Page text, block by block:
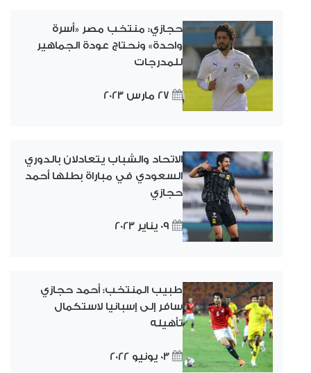
حجازي: منتخب مصر «أسرة
واحدة» ونحتاج عودة الجماهير
للمدرجات
27 مارس 2023
الاتحاد والشباب يتعادلان بالدوري
السعودي في مباراة بطلها أحمد
حجازي
09 يناير 2023
طبيب المنتخب: أحمد حجازي
سافر إلى إسبانيا لاستكمال
تأهيله
03 يونيو 2022